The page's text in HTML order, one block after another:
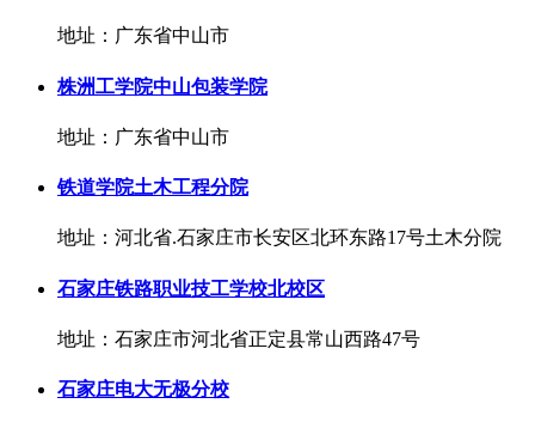
地址：广东省中山市
株洲工学院中山包装学院
地址：广东省中山市
铁道学院土木工程分院
地址：河北省.石家庄市长安区北环东路17号土木分院
石家庄铁路职业技工学校北校区
地址：石家庄市河北省正定县常山西路47号
石家庄电大无极分校